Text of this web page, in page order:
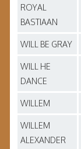
ROYAL
BASTIAAN
WILL BE GRAY
WILL HE
DANCE
WILLEM
WILLEM
ALEXANDER